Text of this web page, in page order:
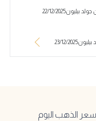
12/2025
12/2025
سعر الذهب اليوم